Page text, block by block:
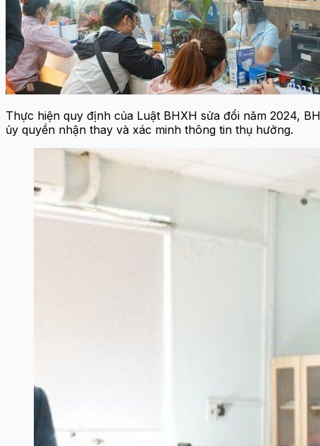
Thực hiện quy định của Luật BHXH sửa đổi năm 2024,
ủy quyền nhận thay và xác minh thông tin thụ hưởng.